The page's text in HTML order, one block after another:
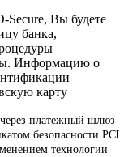
Secure, Вы будете
банка,
Информацию о
карту
через платежный шлюз
безопасности PCI
технологии